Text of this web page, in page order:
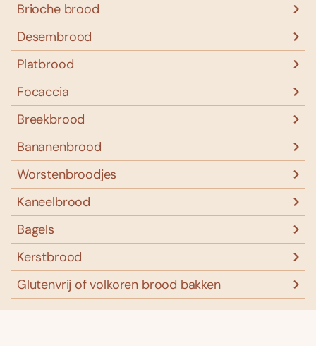
Brioche brood
Desembrood
Platbrood
Focaccia
Breekbrood
Bananenbrood
Worstenbroodjes
Kaneelbrood
Bagels
Kerstbrood
Glutenvrij of volkoren brood bakken